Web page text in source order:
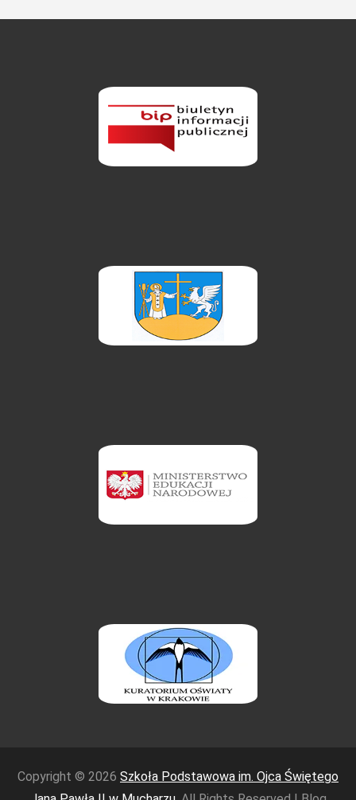
Copyright © 2026 Szkoła Podstawowa im. Ojca Świętego